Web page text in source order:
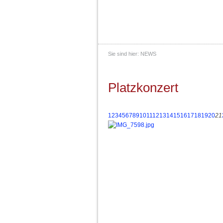
Sie sind hier: NEWS
Platzkonzert
123456789101112131415161718192021